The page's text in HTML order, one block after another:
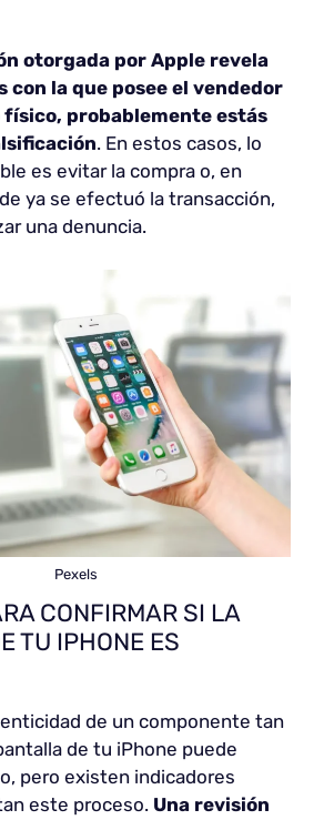
otorgada por Apple revela
con la que posee el vendedor
probablemente estás
. En estos casos, lo
es evitar la compra o, en
ya se efectuó la transacción,
una denuncia.
Pexels
CONFIRMAR SI LA
TU IPHONE ES
de un componente tan
de tu iPhone puede
pero existen indicadores
este proceso. Una revisión